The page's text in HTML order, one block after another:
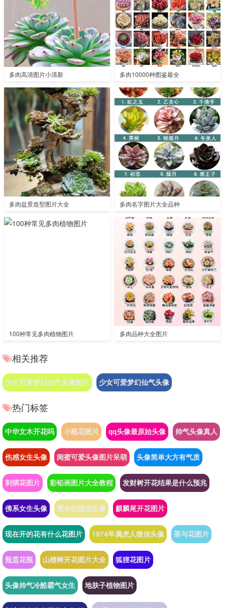
多肉高清图片小清新 多肉10000种图鉴最全
多肉盆景造型图片大全 多肉名字图片大全品种
100种常见多肉植物图片 多肉品种大全图片
相关推荐
少女可爱梦幻仙气头像图片 少女可爱梦幻仙气头像
热门标签
中华文木开花吗 小瓶花图片 qq头像最原始头像 帅气头像真人
伤感女生头像 闺蜜可爱头像图片呆萌 头像简单大方有气质
刺猬花图片 彩铅画图片大全教程 发财树开花结果是什么预兆
佛系女生头像 简单的微信头像 麒麟尾开花图片
现在开的花有什么花图片 1974年属虎人微信头像 茶与花图片
瓶盖花瓶 山楂树开花图片大全 狐狸花图片
头像帅气冷酷霸气女生 地肤子植物图片